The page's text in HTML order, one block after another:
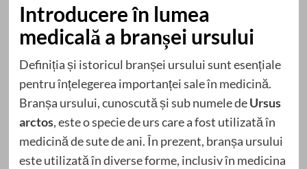
Introducere în lumea
medicală a branșei ursului
Definiția și istoricul branșei ursului sunt esențiale
pentru înțelegerea importanței sale în medicină.
Branșa ursului, cunoscută și sub numele deUrsus
arctos, este o specie de urs care a fost utilizată în
medicină de sute de ani. În prezent, branșa ursului
este utilizată în diverse forme, inclusiv în medicina